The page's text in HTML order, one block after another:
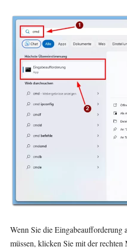
Wenn Sie die Eingabeaufforderung
müssen, klicken Sie mit der rechten